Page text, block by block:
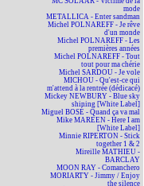
mode
METALLICA - Enter sandman
Michel POLNAREFF - Je rêve
d'un monde
Michel POLNAREFF - Les
premières années
Michel POLNAREFF - Tout
tout pour ma chérie
Michel SARDOU - Je vole
MICHOU - Qu'est-ce qui
m'attend à la rentrée (dédicacé)
Mickey NEWBURY - Blue sky
shining [White Label]
Miguel BOSÉ - Quand ça va mal
Mike MAREEN - Here I am
[White Label]
Minnie RIPERTON - Stick
together 1 & 2
Mireille MATHIEU -
BARCLAY
MOON RAY - Comanchero
MORIARTY - Jimmy / Enjoy
the silence